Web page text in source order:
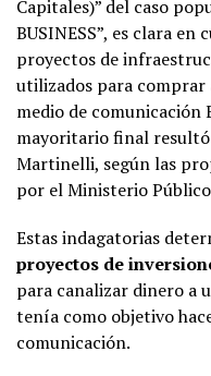
Capitales)” del caso
BUSINESS”, es clara
proyectos de
utilizados para
medio de comunicación
mayoritario final
Martinelli, según las
por el Ministerio
Estas indagatorias
proyectos de
para canalizar dinero a
tenía como objetivo
comunicación.